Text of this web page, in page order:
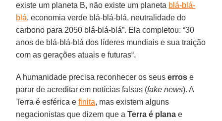
existe um planeta B, não existe um planeta blá-blá-
blá, economia verde blá-blá-blá, neutralidade do
carbono para 2050 blá-blá-blá”. Ela completou: “30
anos de blá-blá-blá dos líderes mundiais e sua traição
com as gerações atuais e futuras“.
A humanidade precisa reconhecer os seuserros e
parar de acreditar em notícias falsas (fake news). A
Terra é esférica efinita, mas existem alguns
negacionistas que dizem que aTerra é plana e